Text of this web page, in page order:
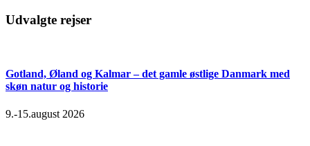
Udvalgte rejser
Gotland, Øland og Kalmar – det gamle østlige Danmark med
skøn natur og historie
9.-15.august 2026